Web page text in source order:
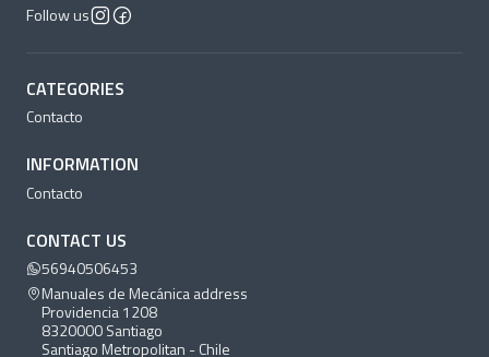
Follow us
CATEGORIES
Contacto
INFORMATION
Contacto
CONTACT US
56940506453
Manuales de Mecánica address
Providencia 1208
8320000 Santiago
Santiago Metropolitan - Chile